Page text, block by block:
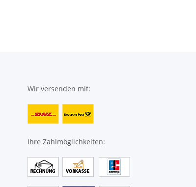
Wir versenden mit:
Ihre Zahlmöglichkeiten: